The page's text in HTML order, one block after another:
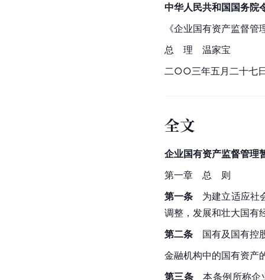
中华人民共和国国务院
《企业国有资产监督
总　理　温家宝
二○○三年五月二十七
全文
企业国有资产监督管理
第一章　总　则
第一条 为建立适应社
调整，发展和壮大国有
第二条 国有及国有控
金融机构中的国有资产
第三条 本条例所称企